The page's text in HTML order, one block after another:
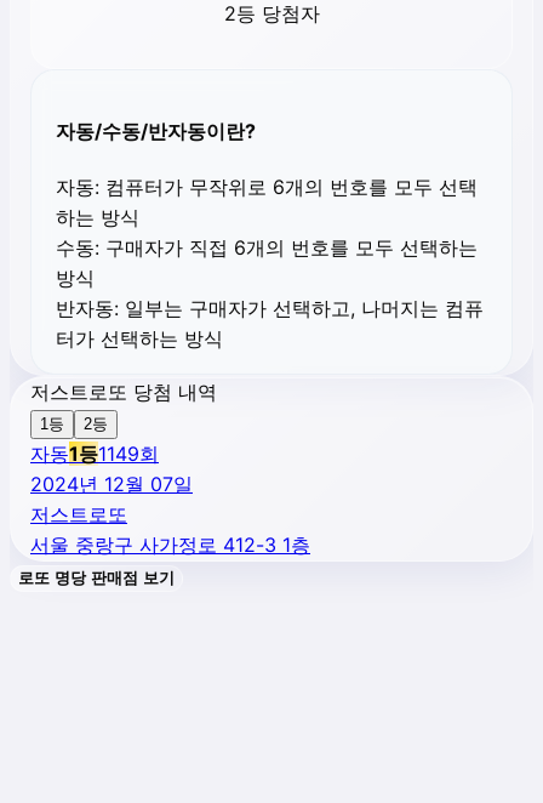
2등 당첨자
자동/수동/반자동이란?
자동: 컴퓨터가 무작위로 6개의 번호를 모두 선택
하는 방식
수동: 구매자가 직접 6개의 번호를 모두 선택하는
방식
반자동: 일부는 구매자가 선택하고, 나머지는 컴퓨
터가 선택하는 방식
저스트로또 당첨 내역
1등 2등
자동1등1149회
2024년 12월 07일
저스트로또
서울 중랑구 사가정로 412-3 1층
로또 명당 판매점 보기